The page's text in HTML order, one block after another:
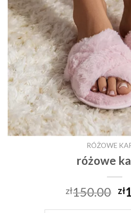
RÓŻOWE
różowe
zł150.00 zł